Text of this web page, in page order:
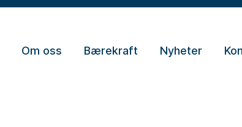
Om oss Bærekraft Nyheter